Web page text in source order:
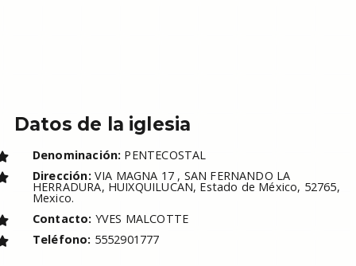
Datos de la iglesia
Denominación: PENTECOSTAL
Dirección: VIA MAGNA 17 , SAN FERNANDO LA
HERRADURA, HUIXQUILUCAN, Estado de México, 52765,
Mexico.
Contacto: YVES MALCOTTE
Teléfono: 5552901777